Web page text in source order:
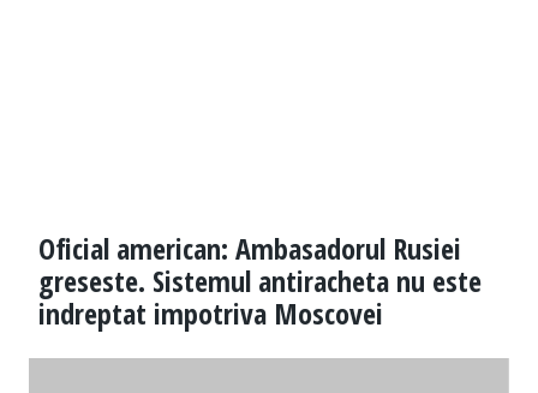
Oficial american: Ambasadorul Rusiei
greseste. Sistemul antiracheta nu este
indreptat impotriva Moscovei